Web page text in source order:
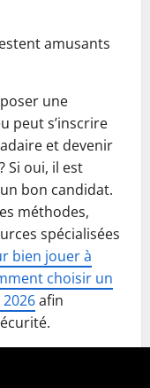
amusants
une
peut s’inscrire
et devenir
Si oui, il est
bon candidat.
méthodes,
spécialisées
bien jouer à
choisir un
afin